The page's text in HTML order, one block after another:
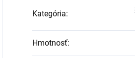
Kategória:
Hmotnosť: